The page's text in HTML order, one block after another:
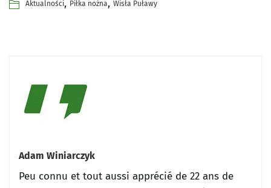
Aktualności, Piłka nożna, Wisła Puławy
Adam Winiarczyk
Peu connu et tout aussi apprécié de 22 ans de